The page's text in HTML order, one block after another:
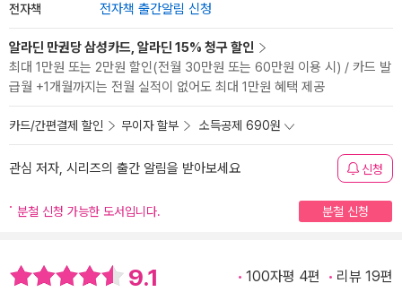
전자책 전자책 출간알림 신청
알라딘 만권당 삼성카드, 알라딘 15% 청구 할인
최대 1만원 또는 2만원 할인(전월 30만원 또는 60만원 이용 시) / 카드 발
급월 +1개월까지는 전월 실적이 없어도 최대 1만원 혜택 제공
카드/간편결제 할인 무이자 할부 소득공제 690원
관심 저자, 시리즈의 출간 알림을 받아보세요 신청
분철 신청 가능한 도서입니다. 분철 신청
9.1 100자평 4편 리뷰 19편